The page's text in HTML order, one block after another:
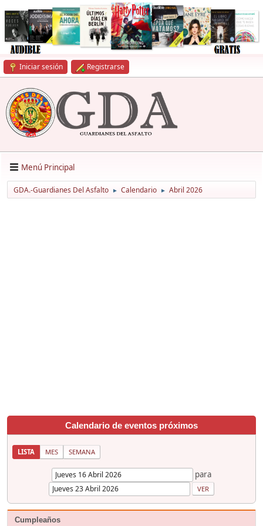
Iniciar sesión Registrarse
Menú Principal
GDA.-Guardianes Del Asfalto ► Calendario ► Abril 2026
Calendario de eventos próximos
LISTA MES SEMANA
para
Cumpleaños